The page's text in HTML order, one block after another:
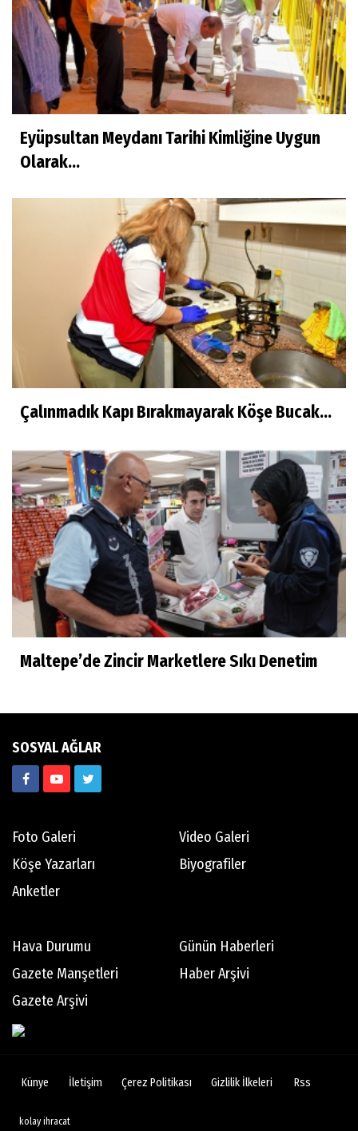
Eyüpsultan Meydanı Tarihi Kimliğine Uygun
Olarak...
Çalınmadık Kapı Bırakmayarak Köşe Bucak...
Maltepe’de Zincir Marketlere Sıkı Denetim
SOSYAL AĞLAR
Foto Galeri
Video Galeri
Köşe Yazarları
Biyografiler
Anketler
Hava Durumu
Günün Haberleri
Gazete Manşetleri
Haber Arşivi
Gazete Arşivi
Künye İletişim Çerez Politikası Gizlilik İlkeleri Rss
kolay ihracat